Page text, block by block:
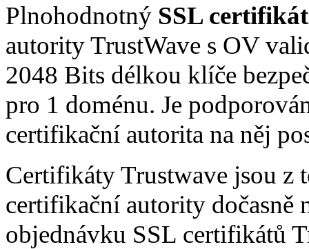
Plnohodnotný SSL
autority TrustWave s OV
2048 Bits délkou klíče
pro 1 doménu. Je
certifikační autorita na něj
Certifikáty Trustwave jsou z
certifikační autority dočasně
objednávku SSL certifikátů